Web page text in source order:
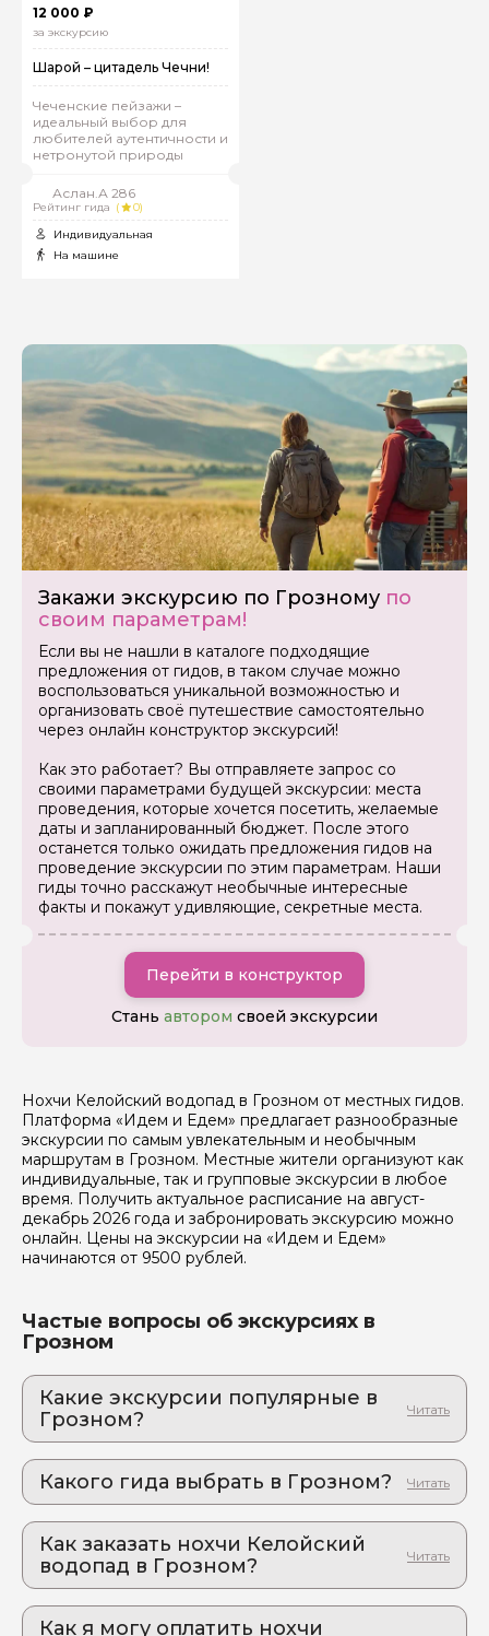
12 000 ₽
за экскурсию
Шарой – цитадель Чечни!
Чеченские пейзажи –
идеальный выбор для
любителей аутентичности и
нетронутой природы
Аслан.А 286
Рейтинг гида (
0)
Индивидуальная
На машине
Закажи экскурсию по Грозному по
своим параметрам!
Если вы не нашли в каталоге подходящие
предложения от гидов, в таком случае можно
воспользоваться уникальной возможностью и
организовать своё путешествие самостоятельно
через онлайн конструктор экскурсий!
Как это работает? Вы отправляете запрос со
своими параметрами будущей экскурсии: места
проведения, которые хочется посетить, желаемые
даты и запланированный бюджет. После этого
останется только ожидать предложения гидов на
проведение экскурсии по этим параметрам. Наши
гиды точно расскажут необычные интересные
факты и покажут удивляющие, секретные места.
Перейти в конструктор
Стань автором своей экскурсии
Нохчи Келойский водопад в Грозном от местных гидов.
Платформа «Идем и Едем» предлагает разнообразные
экскурсии по самым увлекательным и необычным
маршрутам в Грозном. Местные жители организуют как
индивидуальные, так и групповые экскурсии в любое
время. Получить актуальное расписание на август-
декабрь 2026 года и забронировать экскурсию можно
онлайн. Цены на экскурсии на «Идем и Едем»
начинаются от 9500 рублей.
Частые вопросы об экскурсиях в
Грозном
Какие экскурсии популярные в
Грозном?
Очутитесь в затерянном раю Кавказа и посмотрите
на самое большое и глубокое озеро Северного
Кавказа!
2. Экскурсия по настоящей Чечне с душой:
яркие эмоции и фотомоменты
От древних башен Хоя до сверкающего Казеной-
3. Аргунское ущелье – колыбель Чечни!
Какого гида выбрать в Грозном?
2. Омар.А 192
3. Аслан.А 286
Как заказать нохчи Келойский
водопад в Грозном?
Едем»:
Как я могу оплатить нохчи
Задайте свой вопрос гиду
Как вас зовут
Ваш номер телефона
Вопросы и комментарии
Если у вас есть интересующие вопросы, можете их
задать